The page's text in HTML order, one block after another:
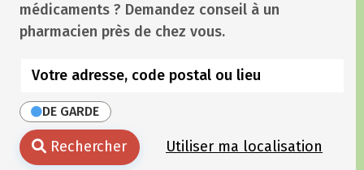
médicaments ? Demandez conseil à un
pharmacien près de chez vous.
DE GARDE
Rechercher Utiliser ma localisation